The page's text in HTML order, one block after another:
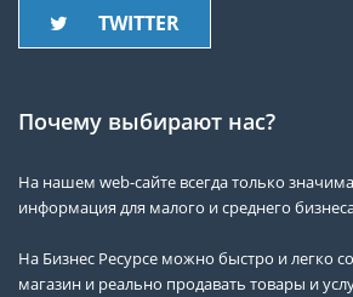
TWITTER
Почему выбирают нас?
На нашем web-сайте всегда только
информация для малого и среднего
На Бизнес Ресурсе можно быстро и легко
магазин и реально продавать товары и